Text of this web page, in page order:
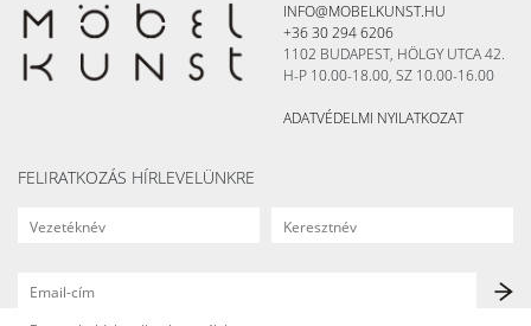
INFO@MOBELKUNST.HU
+36 30 294 6206
1102 BUDAPEST, HÖLGY UTCA 42.
H-P 10.00-18.00, SZ 10.00-16.00
ADATVÉDELMI NYILATKOZAT
FELIRATKOZÁS HÍRLEVELÜNKRE